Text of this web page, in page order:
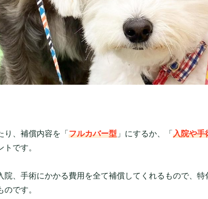
、補償内容を「 フルカバー型 」にするか、「 入院や手
です。
院、手術にかかる費用を全て補償してくれるもので、特
です。